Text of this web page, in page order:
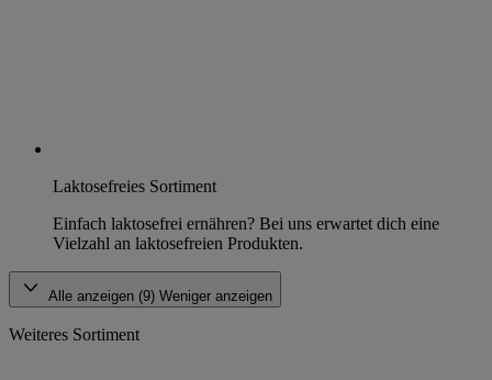
Laktosefreies Sortiment
Einfach laktosefrei ernähren? Bei uns erwartet dich eine
Vielzahl an laktosefreien Produkten.
Alle anzeigen (9) Weniger anzeigen
Weiteres Sortiment